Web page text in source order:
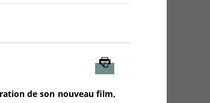
de son nouveau film,